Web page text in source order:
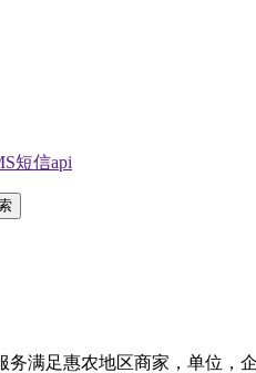
短信api
务满足惠农地区商家，单位，